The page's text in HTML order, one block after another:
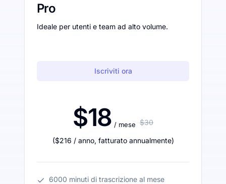
Pro
Ideale per utenti e team ad alto volume.
Iscriviti ora
$18 / mese $30
($216 / anno, fatturato annualmente)
6000 minuti di trascrizione al mese